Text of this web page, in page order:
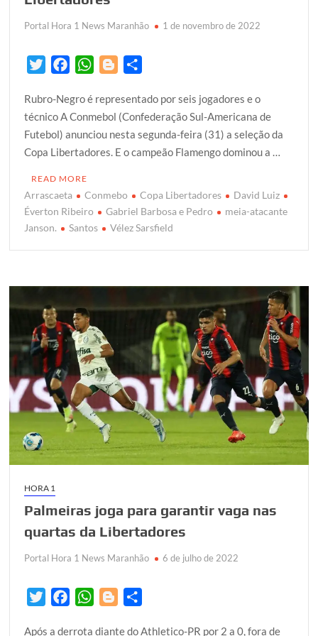
Portal Hora 1 News Maranhão 1 de novembro de 2022
i
t
t
e
r
c
e
b
o
o
k
W
a
t
s
A
p
o
g
g
e
a
r
e
Rubro-Negro é representado por seis jogadores e o
técnico A Conmebol (Confederação Sul-Americana de
Futebol) anunciou nesta segunda-feira (31) a seleção da
Copa Libertadores. E o campeão Flamengo dominou a …
READ MORE
Arrascaeta Conmebo Copa Libertadores
David Luiz
Éverton Ribeiro
Gabriel Barbosa e Pedro
meia-atacante
Janson.
Santos Vélez Sarsfield
HORA 1
Palmeiras joga para garantir vaga nas
quartas da Libertadores
Portal Hora 1 News Maranhão 6 de julho de 2022
W
Após a derrota diante do Athletico-PR por 2 a 0, fora de